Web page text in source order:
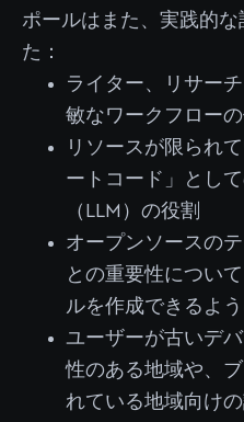
ポールはまた、実践的
た：
ライター、リサー
敏なワークフロー
リソースが限られ
ートコード」とし
（LLM）の役割
オープンソースの
との重要性につい
ルを作成できるよ
ユーザーが古いデ
性のある地域や、
れている地域向け